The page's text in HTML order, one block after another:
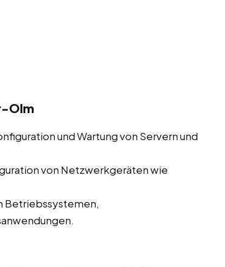
Olm
und Wartung von Servern und
von Netzwerkgeräten wie
Betriebssystemen,